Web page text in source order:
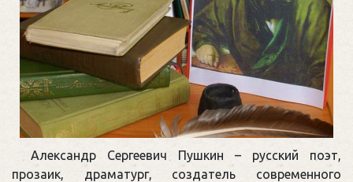
Александр Сергеевич Пушкин – русский поэт,
прозаик, драматург, создатель современного